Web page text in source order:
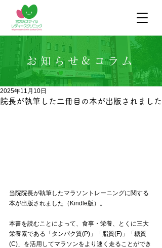
お知らせ&コラム
院長が執筆した二冊目の本が出版されました
2025年11月10日
当院院長が執筆したマラソントレーニングに関する
本が出版されました（ Kindle版） 。
本書を読むことによって、食事・栄養、とくに三大
栄養素である「タンパク質(P)」「脂質(F)」「糖質
(C)」を活用してマラソンをより速く走ることができ